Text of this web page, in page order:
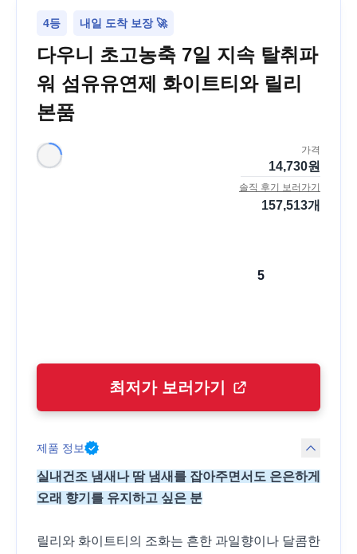
4등 내일 도착 보장 🚀
다우니 초고농축 7일 지속 탈취파
워 섬유유연제 화이트티와 릴리
본품
가격
14,730원
솔직 후기 보러가기
157,513개
5
최저가 보러가기
제품 정보
실내건조 냄새나 땀 냄새를 잡아주면서도 은은하게
오래 향기를 유지하고 싶은 분
릴리와 화이트티의 조화는 흔한 과일향이나 달콤한